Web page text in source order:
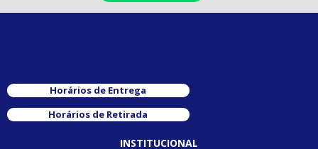
Horários de Entrega
Horários de Retirada
INSTITUCIONAL